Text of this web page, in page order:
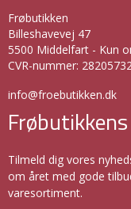
Frøbutikken
Billeshavevej 47
5500 Middelfart - Kun
CVR-nummer:
info@froebutikken.dk
Tilmeld dig vores
om året med gode
varesortiment.